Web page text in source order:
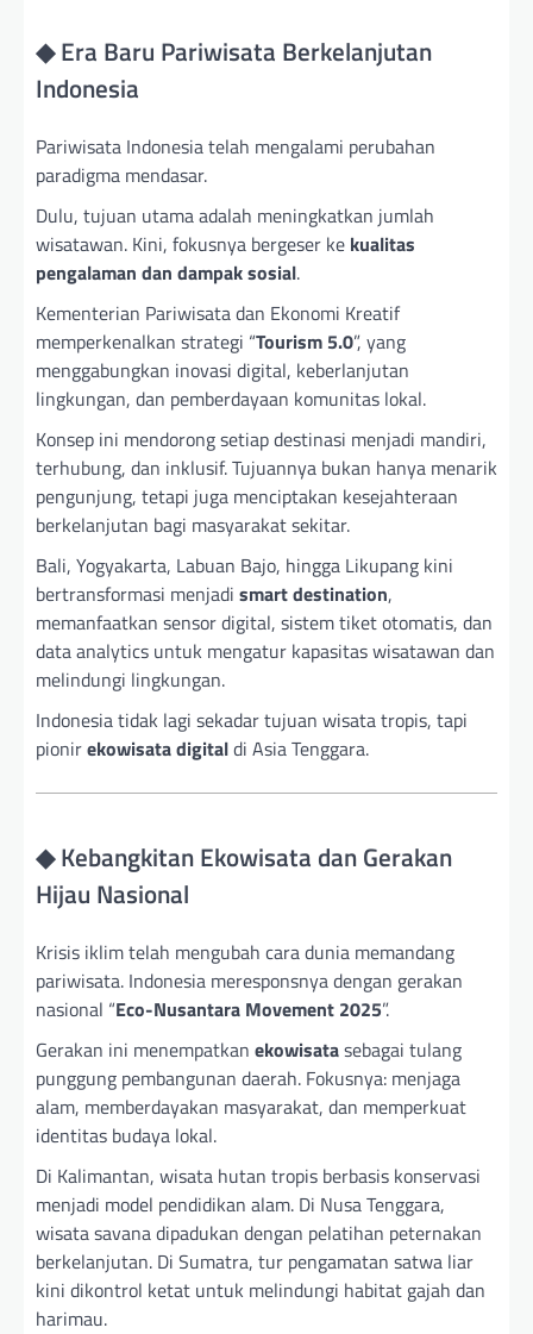
◆ Era Baru Pariwisata Berkelanjutan
Indonesia
Pariwisata Indonesia telah mengalami perubahan
paradigma mendasar.
Dulu, tujuan utama adalah meningkatkan jumlah
wisatawan. Kini, fokusnya bergeser ke kualitas
pengalaman dan dampak sosial.
Kementerian Pariwisata dan Ekonomi Kreatif
memperkenalkan strategi “Tourism 5.0”, yang
menggabungkan inovasi digital, keberlanjutan
lingkungan, dan pemberdayaan komunitas lokal.
Konsep ini mendorong setiap destinasi menjadi mandiri,
terhubung, dan inklusif. Tujuannya bukan hanya menarik
pengunjung, tetapi juga menciptakan kesejahteraan
berkelanjutan bagi masyarakat sekitar.
Bali, Yogyakarta, Labuan Bajo, hingga Likupang kini
bertransformasi menjadi smart destination,
memanfaatkan sensor digital, sistem tiket otomatis, dan
data analytics untuk mengatur kapasitas wisatawan dan
melindungi lingkungan.
Indonesia tidak lagi sekadar tujuan wisata tropis, tapi
pionirekowisata digitaldi Asia Tenggara.
◆ Kebangkitan Ekowisata dan Gerakan
Hijau Nasional
Krisis iklim telah mengubah cara dunia memandang
pariwisata. Indonesia meresponsnya dengan gerakan
nasional “Eco-Nusantara Movement 2025”.
Gerakan ini menempatkan ekowisatasebagai tulang
punggung pembangunan daerah. Fokusnya: menjaga
alam, memberdayakan masyarakat, dan memperkuat
identitas budaya lokal.
Di Kalimantan, wisata hutan tropis berbasis konservasi
menjadi model pendidikan alam. Di Nusa Tenggara,
wisata savana dipadukan dengan pelatihan peternakan
berkelanjutan. Di Sumatra, tur pengamatan satwa liar
kini dikontrol ketat untuk melindungi habitat gajah dan
harimau.